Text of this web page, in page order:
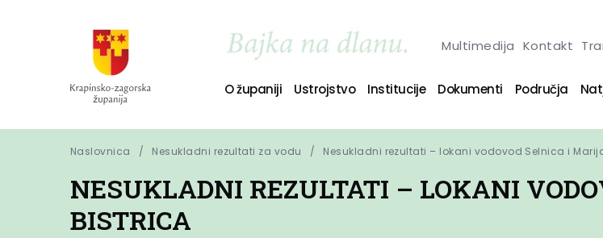
Multimedija Kontakt
O županiji Ustrojstvo Institucije Dokumenti Područja
Naslovnica Nesukladni rezultati za vodu Nesukladni rezultati – lokani vodovod Selnica i
NESUKLADNI REZULTATI – LOKANI
BISTRICA